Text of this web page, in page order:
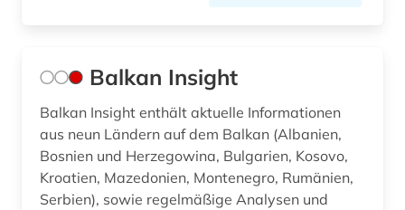
Balkan Insight
Balkan Insight enthält aktuelle Informationen
aus neun Ländern auf dem Balkan (Albanien,
Bosnien und Herzegowina, Bulgarien, Kosovo,
Kroatien, Mazedonien, Montenegro, Rumänien,
Serbien), sowie regelmäßige Analysen und